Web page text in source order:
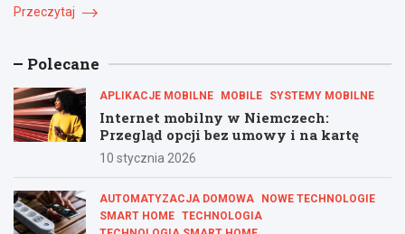
Przeczytaj
Polecane
APLIKACJE MOBILNE MOBILE SYSTEMY MOBILNE
Internet mobilny w Niemczech:
Przegląd opcji bez umowy i na kartę
10 stycznia 2026
AUTOMATYZACJA DOMOWA
NOWE TECHNOLOGIE
SMART HOME TECHNOLOGIA